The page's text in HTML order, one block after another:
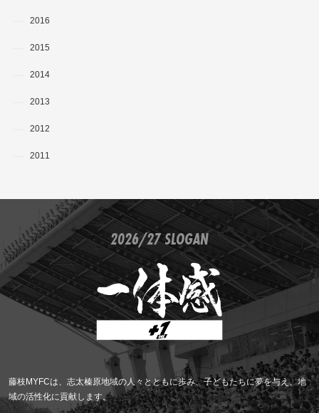
2016
2015
2014
2013
2012
2011
2026/27 SLOGAN
藤枝MYFCは、志太榛原地域の人々とともに歩み、子どもたちに夢を与え、地
域の活性化に貢献します。